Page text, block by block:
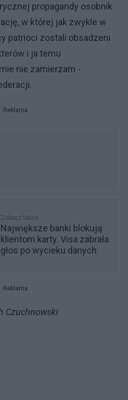
propagandy osobnik
w której jak zwykle w
patrioci zostali obsadzeni
i ja temu
nie zamierzam -
Reklama
Zobacz także
Największe banki blokują
klientom karty. Visa zabrała
głos po wycieku danych
Reklama
Czuchnowski